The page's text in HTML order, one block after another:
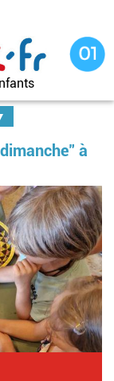
à